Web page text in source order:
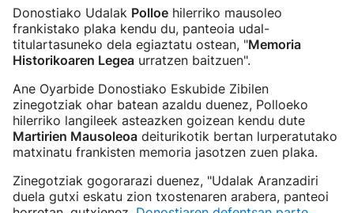
Donostiako Udalak Polloe hilerriko mausoleo
frankistako plaka kendu du, panteoia udal-
titulartasuneko dela egiaztatu ostean, "Memoria
Historikoaren Legea urratzen baitzuen".
Ane Oyarbide Donostiako Eskubide Zibilen
zinegotziak ohar batean azaldu duenez, Polloeko
hilerriko langileek asteazken goizean kendu dute
Martirien Mausoleoa deiturikotik bertan lurperatutako
matxinatu frankisten memoria jasotzen zuen plaka.
Zinegotziak gogorarazi duenez, "Udalak Aranzadiri
duela gutxi eskatu zion txostenaren arabera, panteoi